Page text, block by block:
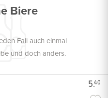
Biere
Fall auch einmal
und doch anders.
5.40